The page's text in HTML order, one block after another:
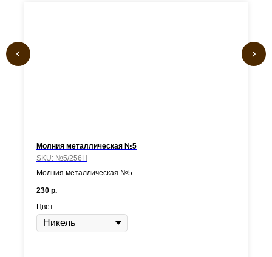
Молния металлическая №5
SKU: №5/256Н
Молния металлическая №5
230 р.
Цвет